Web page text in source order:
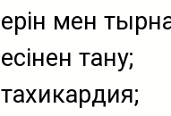
ерін мен
есінен тану;
тахикардия;